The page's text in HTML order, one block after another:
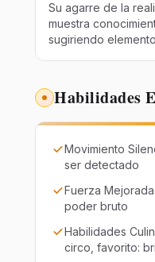
Su agarre de la
muestra
sugiriendo
Habilidades
Movimiento
ser detectado
Fuerza
poder bruto
Habilidades
circo, favorito: